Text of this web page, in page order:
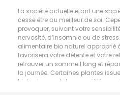
La société actuelle étant une
cesse être au meilleur de soi.
provoquer, suivant votre
nervosité, d’insomnie ou de
alimentaire bio naturel
favorisera votre détente et votre
retrouver un sommeil long et
la journée. Certaines plantes
biologique ont des propriétés